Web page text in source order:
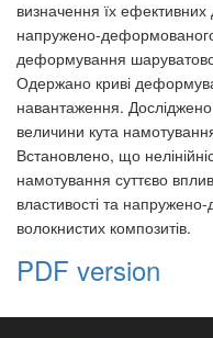
визначення їх
напружено-
деформування
Одержано криві
навантаження. Досліджено
величини кута
Встановлено, що
намотування суттєво
властивості та
волокнистих композитів.
PDF version